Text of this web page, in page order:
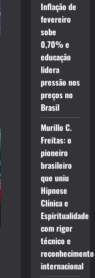
Inflação de
fevereiro
sobe
0,70% e
educação
lidera
pressão nos
preços no
Brasil
Murillo C.
Freitas: o
pioneiro
brasileiro
que uniu
Hipnose
Clínica e
Espiritualidade
com rigor
técnico e
reconhecimento
internacional